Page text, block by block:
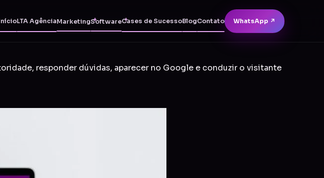
LTA AgênciaMarketingSoftwareCases de SucessoBlogContato WhatsApp ↗
responder dúvidas, aparecer no Google e conduzir o visitante